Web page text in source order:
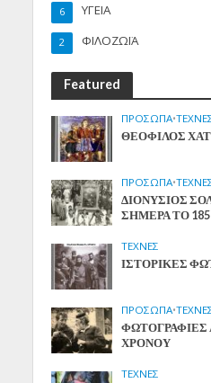
ΥΓΕΙΑ
6
ΦΙΛΟΖΩΪΑ
2
Featured
ΠΡΟΣΩΠΑ•
ΘΕΟΦΙΛΟΣ
ΠΡΟΣΩΠΑ•
ΔΙΟΝΥΣΙΟΣ
ΣΗΜΕΡΑ ΤΟ
ΤΕΧΝΕΣ
ΙΣΤΟΡΙΚΕΣ
ΠΡΟΣΩΠΑ•
ΦΩΤΟΓΡΑΦΙΕΣ
ΧΡΟΝΟΥ
ΤΕΧΝΕΣ